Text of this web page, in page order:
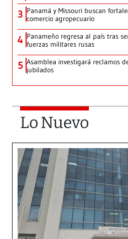
3 Panamá y Missouri buscan
comercio agropecuario
4 Panameño regresa al país tras
fuerzas militares rusas
5 Asamblea investigará reclamos
jubilados
Lo Nuevo